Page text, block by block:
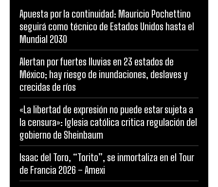
Apuesta por la continuidad: Mauricio Pochettino
seguirá como técnico de Estados Unidos hasta el
Mundial 2030
Alertan por fuertes lluvias en 23 estados de
México; hay riesgo de inundaciones, deslaves y
crecidas de ríos
«La libertad de expresión no puede estar sujeta a
la censura»: Iglesia católica critica regulación del
gobierno de Sheinbaum
Isaac del Toro, “Torito”, se inmortaliza en el Tour
de Francia 2026 – Amexi